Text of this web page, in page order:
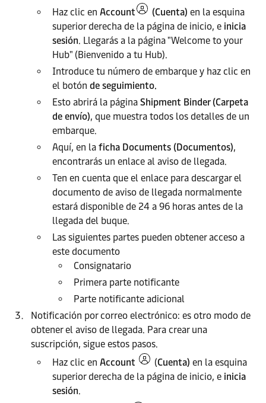
Haz clic en Account (Cuenta) en la esquina
superior derecha de la página de inicio, e inicia
sesión. Llegarás a la página "Welcome to your
Hub" (Bienvenido a tu Hub).
Introduce tu número de embarque y haz clic en
el botón de seguimiento.
Esto abrirá la página Shipment Binder (Carpeta
de envío), que muestra todos los detalles de un
embarque.
Aquí, en la ficha Documents (Documentos),
encontrarás un enlace al aviso de llegada.
Ten en cuenta que el enlace para descargar el
documento de aviso de llegada normalmente
estará disponible de 24 a 96 horas antes de la
llegada del buque.
Las siguientes partes pueden obtener acceso a
este documento
Consignatario
Primera parte notificante
Parte notificante adicional
Notificación por correo electrónico: es otro modo de
obtener el aviso de llegada. Para crear una
suscripción, sigue estos pasos.
Haz clic en Account (Cuenta) en la esquina
superior derecha de la página de inicio, e inicia
sesión.